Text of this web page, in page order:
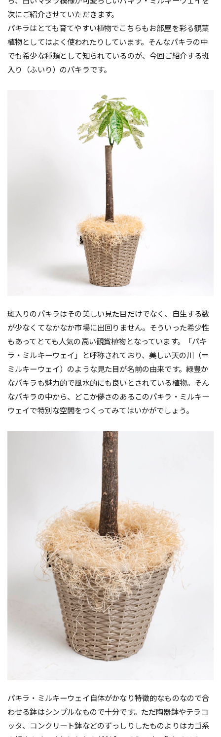
次にご紹介させていただきます。
パキラはとても育てやすい植物でこちらもお部屋を彩る観葉
植物としてはよく使われたりしています。そんなパキラの中
でも希少な種類として知られているのが、今回ご紹介する斑
入り（ふいり）のパキラです。
斑入りのパキラはその美しい見た目だけでなく、自生する数
が少なくてなかなか市場に出回りません。そういった希少性
もあってとても人気の高い観賞植物となっています。「パキ
ラ・ミルキーウェイ」と呼称されており、美しい天の川（＝
ミルキーウェイ）のような見た目が名前の由来です。緑豊か
なパキラも魅力的で風水的にも良いとされている植物。そん
なパキラの中から、どこか儚さのあるこのパキラ・ミルキー
ウェイで特別な空間をつくってみてはいかがでしょう。
パキラ・ミルキーウェイ自体がかなり特徴的なものなので合
わせる鉢はシンプルなもので十分です。ただ陶器鉢やテラコ
ッタ、コンクリート鉢などのずっしりしたものよりはカゴ系